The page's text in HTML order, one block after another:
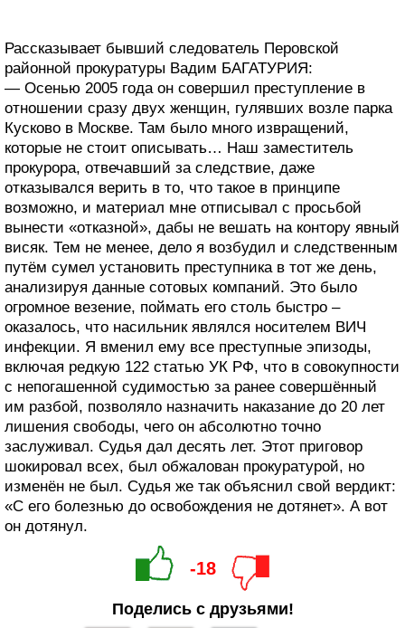
Рассказывает бывший следователь Перовской
районной прокуратуры Вадим БАГАТУРИЯ:
— Осенью 2005 года он совершил преступление в
отношении сразу двух женщин, гулявших возле парка
Кусково в Москве. Там было много извращений,
которые не стоит описывать… Наш заместитель
прокурора, отвечавший за следствие, даже
отказывался верить в то, что такое в принципе
возможно, и материал мне отписывал с просьбой
вынести «отказной», дабы не вешать на контору явный
висяк. Тем не менее, дело я возбудил и следственным
путём сумел установить преступника в тот же день,
анализируя данные сотовых компаний. Это было
огромное везение, поймать его столь быстро –
оказалось, что насильник являлся носителем ВИЧ
инфекции. Я вменил ему все преступные эпизоды,
включая редкую 122 статью УК РФ, что в совокупности
с непогашенной судимостью за ранее совершённый
им разбой, позволяло назначить наказание до 20 лет
лишения свободы, чего он абсолютно точно
заслуживал. Судья дал десять лет. Этот приговор
шокировал всех, был обжалован прокуратурой, но
изменён не был. Судья же так объяснил свой вердикт:
«С его болезнью до освобождения не дотянет». А вот
он дотянул.
-18
Поделись с друзьями!